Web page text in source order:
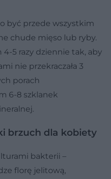
być przede wszystkim
chude mięso lub ryby.
4-5 razy dziennie tak, aby
nie przekraczała 3
porach
6-8 szklanek
brzuch dla kobiety
bakterii –
florę jelitową,